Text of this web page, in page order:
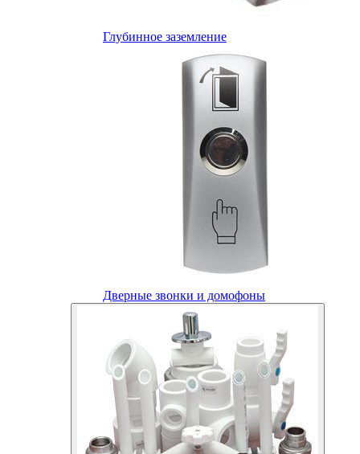
Глубинное заземление
Дверные звонки и домофоны